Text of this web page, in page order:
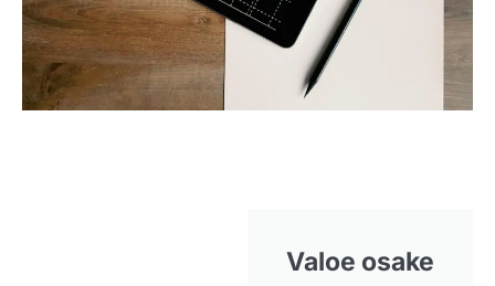
Valoe osake